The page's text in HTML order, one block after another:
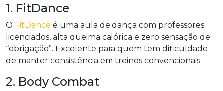
1. FitDance
O FitDance é uma aula de dança com professores
licenciados, alta queima calórica e zero sensação de
“obrigação”. Excelente para quem tem dificuldade
de manter consistência em treinos convencionais.
2. Body Combat